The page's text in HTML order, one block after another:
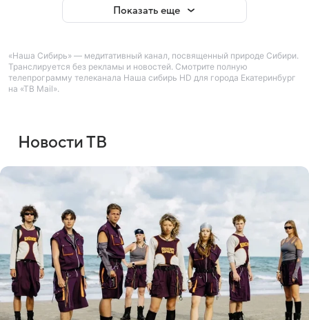
Показать еще
«Наша Сибирь» — медитативный канал, посвященный природе Сибири.
Транслируется без рекламы и новостей. Смотрите полную
телепрограмму телеканала Наша сибирь HD для города Екатеринбург
на «ТВ Mail».
Новости ТВ